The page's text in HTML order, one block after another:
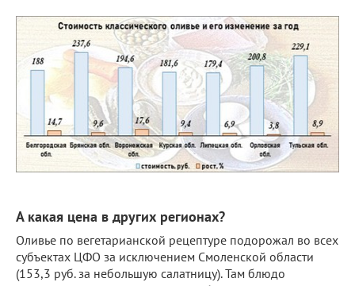
А какая цена в других регионах?
Оливье по вегетарианской рецептуре подорожал во всех
субъектах ЦФО за исключением Смоленской области
(153,3 руб. за небольшую салатницу). Там блюдо